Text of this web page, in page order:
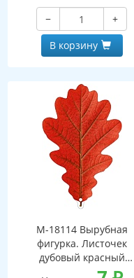
−
+
В корзину
М-18114 Вырубная
фигурка. Листочек
дубовый красный
(двухсторонняя, ВД-лак)